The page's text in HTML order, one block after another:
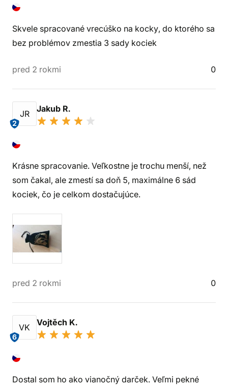
Skvele spracované vrecúško na kocky, do ktorého sa
bez problémov zmestia 3 sady kociek
pred 2 rokmi 0
JR
2
Jakub R.
Krásne spracovanie. Veľkostne je trochu menší, než
som čakal, ale zmestí sa doň 5, maximálne 6 sád
kociek, čo je celkom dostačujúce.
pred 2 rokmi 0
VK
6
Vojtěch K.
Dostal som ho ako vianočný darček. Veľmi pekné